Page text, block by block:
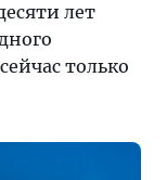
лет
только